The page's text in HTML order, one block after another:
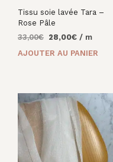
Tissu soie lavée Tara –
Rose Pâle
33,00€ Le
initial
28,00€Le
actuel
/ m
AJOUTER AU PANIER